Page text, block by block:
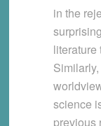
in the
literature
science
previous